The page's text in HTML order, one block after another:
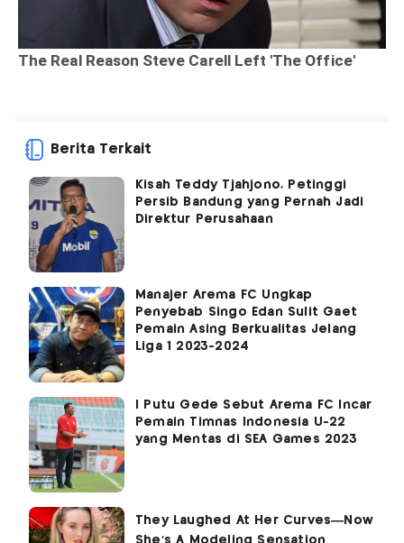
Berita Terkait
Kisah Teddy Tjahjono, Petinggi
Persib Bandung yang Pernah Jadi
Direktur Perusahaan
Manajer Arema FC Ungkap
Penyebab Singo Edan Sulit Gaet
Pemain Asing Berkualitas Jelang
Liga 1 2023-2024
I Putu Gede Sebut Arema FC Incar
Pemain Timnas Indonesia U-22
yang Mentas di SEA Games 2023